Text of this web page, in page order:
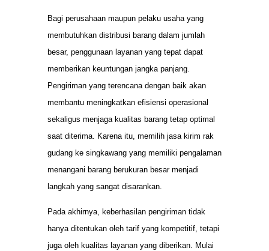
Bagi perusahaan maupun pelaku usaha yang
membutuhkan distribusi barang dalam jumlah
besar, penggunaan layanan yang tepat dapat
memberikan keuntungan jangka panjang.
Pengiriman yang terencana dengan baik akan
membantu meningkatkan efisiensi operasional
sekaligus menjaga kualitas barang tetap optimal
saat diterima. Karena itu, memilih jasa kirim rak
gudang ke singkawang yang memiliki pengalaman
menangani barang berukuran besar menjadi
langkah yang sangat disarankan.
Pada akhirnya, keberhasilan pengiriman tidak
hanya ditentukan oleh tarif yang kompetitif, tetapi
juga oleh kualitas layanan yang diberikan. Mulai